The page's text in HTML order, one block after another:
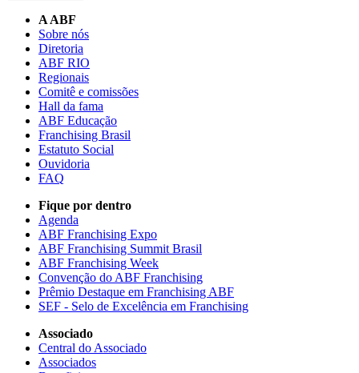
A ABF
Sobre nós
Diretoria
ABF RIO
Regionais
Comitê e comissões
Hall da fama
ABF Educação
Franchising Brasil
Estatuto Social
Ouvidoria
FAQ
Fique por dentro
Agenda
ABF Franchising Expo
ABF Franchising Summit Brasil
ABF Franchising Week
Convenção do ABF Franchising
Prêmio Destaque em Franchising ABF
SEF - Selo de Excelência em Franchising
Associado
Central do Associado
Associados